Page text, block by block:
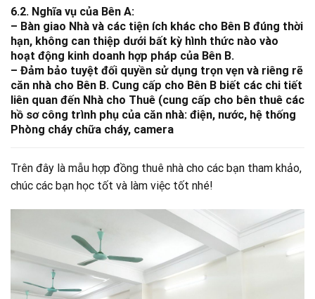
6.2. Nghĩa vụ của Bên A:
– Bàn giao Nhà và các tiện ích khác cho Bên B đúng thời
hạn, không can thiệp dưới bất kỳ hình thức nào vào
hoạt động kinh doanh hợp pháp của Bên B.
– Đảm bảo tuyệt đối quyền sử dụng trọn vẹn và riêng rẽ
căn nhà cho Bên B. Cung cấp cho Bên B biết các chi tiết
liên quan đến Nhà cho Thuê (cung cấp cho bên thuê các
hồ sơ công trình phụ của căn nhà: điện, nước, hệ thống
Phòng cháy chữa cháy, camera
Trên đây là mẫu hợp đồng thuê nhà cho các bạn tham khảo,
chúc các bạn học tốt và làm việc tốt nhé!